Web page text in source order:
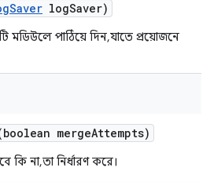
Saver logSaver)
পাঠিয়ে দিন, যাতে প্রয়োজনে
mergeAttempts)
না, তা নির্ধারণ করে।